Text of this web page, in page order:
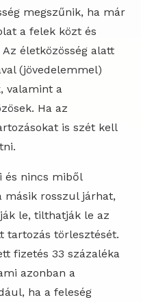
megszűnik, ha már
a felek közt és
életközösség alatt
(jövedelemmel)
valamint a
Ha az
is szét kell
és nincs miből
másik rosszul járhat,
le, tilthatják le az
tartozás törlesztését.
fizetés 33 százaléka
azonban a
ha a feleség